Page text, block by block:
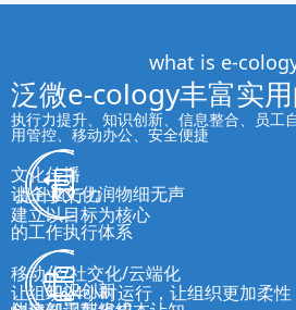
what is e-
泛微e-cology丰富实
执行力提升、知识创新、信息整合、员工
用管控、移动办公、安全便捷
提升执行力
建立以目标为核心
的工作执行体系
知识创新
文化传播
让企业文化润物细无声
移动化/社交化/云端化
让组织24小时运行，让组织更加柔性